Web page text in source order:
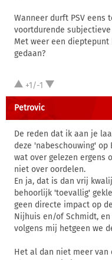
Wanneer durft PSV eens
voortdurende
Met weer een dieptepunt
gedaan?
+1/-1
Petrovic
De reden dat ik aan je
deze 'nabeschouwing' op
wat over gelezen ergens
niet over oordelen.
En ja, dat is dan vrij
behoorlijk 'toevallig'
geen directe impact op
Nijhuis en/of Schmidt, en
volgens mij hetgeen we
Het al dan niet meer